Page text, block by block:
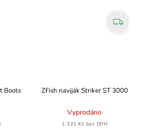
Boots ZFish naviják Striker ST 3000
Vyprodáno
1 321 Kč bez DPH